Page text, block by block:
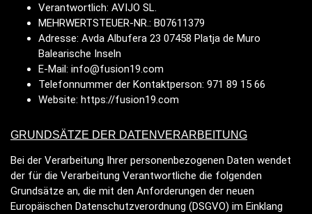
Verantwortlich: AVIJO SL.
MEHRWERTSTEUER-NR.: B07611379
Adresse: Avda Albufera 23 07458 Platja de Muro
Balearische Inseln
E-Mail: info@fusion19.com
Telefonnummer der Kontaktperson: 971 89 15 66
Website: https://fusion19.com
GRUNDSÄTZE DER DATENVERARBEITUNG
Bei der Verarbeitung Ihrer personenbezogenen Daten wendet
der für die Verarbeitung Verantwortliche die folgenden
Grundsätze an, die mit den Anforderungen der neuen
Europäischen Datenschutzverordnung (DSGVO) im Einklang